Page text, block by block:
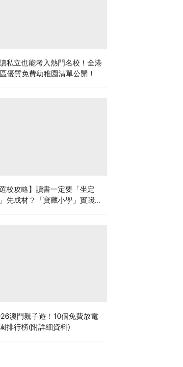
私立也能考入熱門名校！全港
優質免費幼稚園清單公開！
選校攻略】讀書一定要「坐定
先成材？「寶藏小學」實踐動
澳門親子遊！10個免費放電
排行榜(附詳細資料)